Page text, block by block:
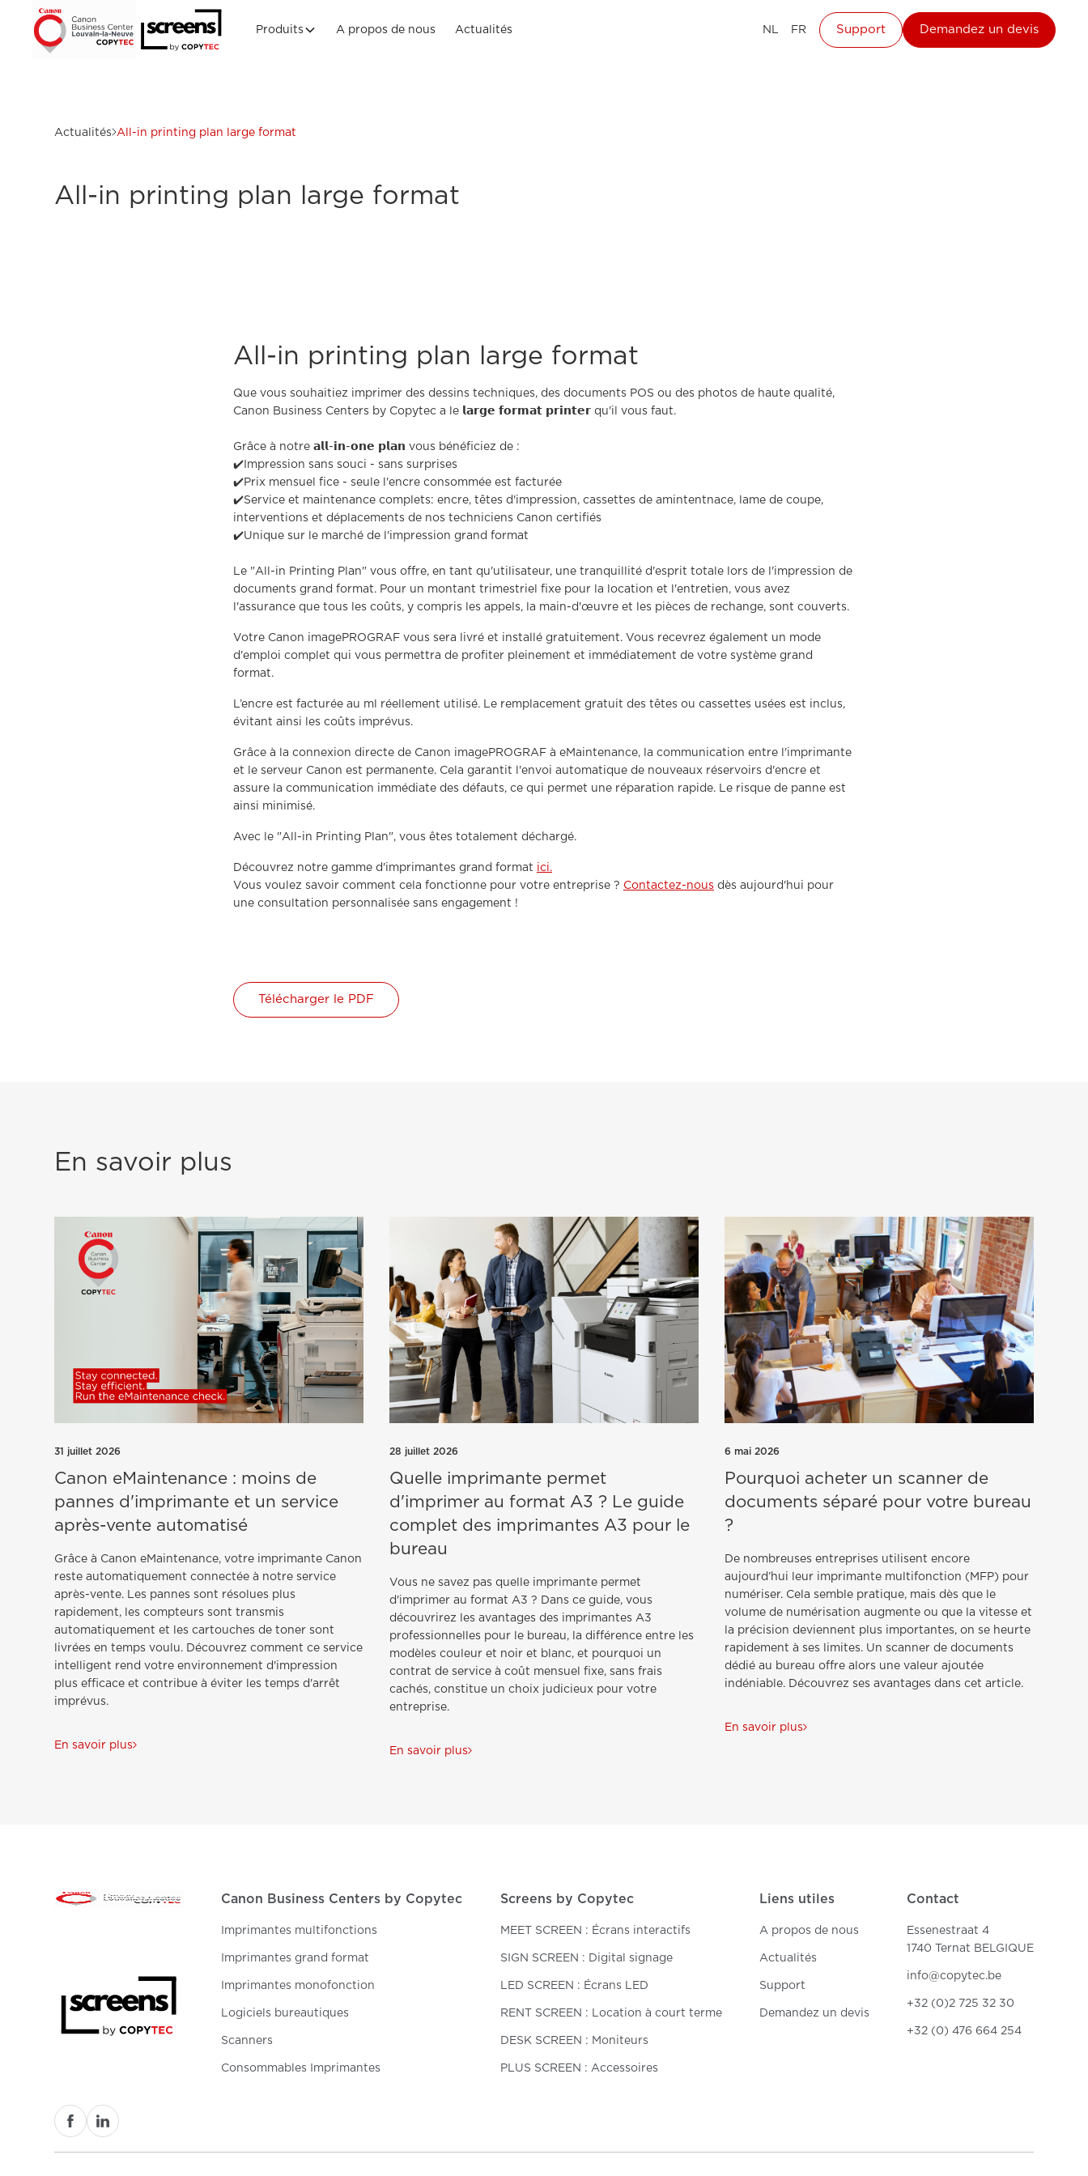
Produits A propos de nous Actualités NL FR Support Demandez un devis
Actualités All-in printing plan large format
All-in printing plan large format
All-in printing plan large format
Que vous souhaitiez imprimer des dessins techniques, des documents POS ou des photos de haute qualité,
Canon Business Centers by Copytec a le 𝗹𝗮𝗿𝗴𝗲 𝗳𝗼𝗿𝗺𝗮𝘁 𝗽𝗿𝗶𝗻𝘁𝗲𝗿 qu'il vous faut.
Grâce à notre 𝗮𝗹𝗹-𝗶𝗻-𝗼𝗻𝗲 𝗽𝗹𝗮𝗻 vous bénéficiez de :
✔️Impression sans souci - sans surprises
✔️Prix mensuel fice - seule l'encre consommée est facturée
✔️Service et maintenance complets: encre, têtes d'impression, cassettes de amintentnace, lame de coupe,
interventions et déplacements de nos techniciens Canon certifiés
✔️Unique sur le marché de l'impression grand format
Le "All-in Printing Plan" vous offre, en tant qu'utilisateur, une tranquillité d'esprit totale lors de l'impression de
documents grand format. Pour un montant trimestriel fixe pour la location et l'entretien, vous avez
l'assurance que tous les coûts, y compris les appels, la main-d'œuvre et les pièces de rechange, sont couverts.
Votre Canon imagePROGRAF vous sera livré et installé gratuitement. Vous recevrez également un mode
d'emploi complet qui vous permettra de profiter pleinement et immédiatement de votre système grand
format.
L’encre est facturée au ml réellement utilisé. Le remplacement gratuit des têtes ou cassettes usées est inclus,
évitant ainsi les coûts imprévus.
Grâce à la connexion directe de Canon imagePROGRAF à eMaintenance, la communication entre l'imprimante
et le serveur Canon est permanente. Cela garantit l'envoi automatique de nouveaux réservoirs d'encre et
assure la communication immédiate des défauts, ce qui permet une réparation rapide. Le risque de panne est
ainsi minimisé.
Avec le "All-in Printing Plan", vous êtes totalement déchargé.
Découvrez notre gamme d'imprimantes grand format ici.
Vous voulez savoir comment cela fonctionne pour votre entreprise ? Contactez-nous dès aujourd'hui pour
une consultation personnalisée sans engagement !
Télécharger le PDF
En savoir plus
31 juillet 2026
Canon eMaintenance : moins de
pannes d'imprimante et un service
après-vente automatisé
Grâce à Canon eMaintenance, votre imprimante Canon
reste automatiquement connectée à notre service
après-vente. Les pannes sont résolues plus
rapidement, les compteurs sont transmis
automatiquement et les cartouches de toner sont
livrées en temps voulu. Découvrez comment ce service
intelligent rend votre environnement d'impression
plus efficace et contribue à éviter les temps d'arrêt
imprévus.
En savoir plus
28 juillet 2026
Quelle imprimante permet
d'imprimer au format A3 ? Le guide
complet des imprimantes A3 pour le
bureau
Vous ne savez pas quelle imprimante permet
d'imprimer au format A3 ? Dans ce guide, vous
découvrirez les avantages des imprimantes A3
professionnelles pour le bureau, la différence entre les
modèles couleur et noir et blanc, et pourquoi un
contrat de service à coût mensuel fixe, sans frais
cachés, constitue un choix judicieux pour votre
entreprise.
En savoir plus
6 mai 2026
Pourquoi acheter un scanner de
documents séparé pour votre bureau
?
De nombreuses entreprises utilisent encore
aujourd’hui leur imprimante multifonction (MFP) pour
numériser. Cela semble pratique, mais dès que le
volume de numérisation augmente ou que la vitesse et
la précision deviennent plus importantes, on se heurte
rapidement à ses limites. Un scanner de documents
dédié au bureau offre alors une valeur ajoutée
indéniable. Découvrez ses avantages dans cet article.
En savoir plus
Canon Business Centers by Copytec
Imprimantes multifonctions
Imprimantes grand format
Imprimantes monofonction
Logiciels bureautiques
Scanners
Consommables Imprimantes
Screens by Copytec
MEET SCREEN : Écrans interactifs
SIGN SCREEN : Digital signage
LED SCREEN : Écrans LED
RENT SCREEN : Location à court terme
DESK SCREEN : Moniteurs
PLUS SCREEN : Accessoires
Liens utiles
A propos de nous
Actualités
Support
Demandez un devis
Contact
Essenestraat 4
1740 Ternat BELGIQUE
info@copytec.be
+32 (0)2 725 32 30
+32 (0) 476 664 254